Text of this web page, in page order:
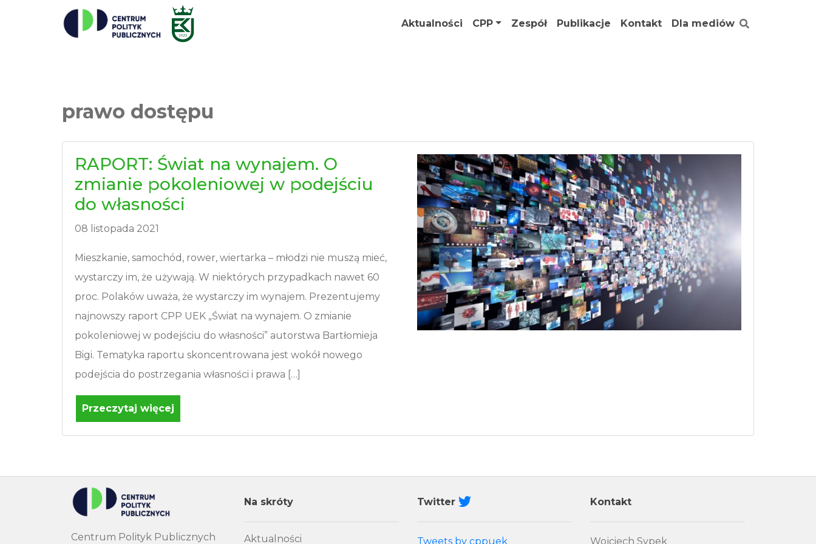
Aktualności CPP Zespół Publikacje Kontakt Dla mediów
prawo dostępu
RAPORT: Świat na wynajem. O
zmianie pokoleniowej w podejściu
do własności
08 listopada 2021
Mieszkanie, samochód, rower, wiertarka – młodzi nie muszą mieć,
wystarczy im, że używają. W niektórych przypadkach nawet 60
proc. Polaków uważa, że wystarczy im wynajem. Prezentujemy
najnowszy raport CPP UEK „Świat na wynajem. O zmianie
pokoleniowej w podejściu do własności” autorstwa Bartłomieja
Bigi. Tematyka raportu skoncentrowana jest wokół nowego
podejścia do postrzegania własności i prawa […]
Przeczytaj więcej
Centrum Polityk Publicznych
Na skróty
Aktualności
Twitter
Tweets by cppuek
Kontakt
Wojciech Sypek